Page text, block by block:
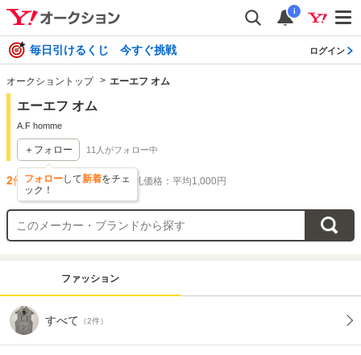
i
毎日引けるくじ 今すぐ挑戦 ログイン
オークショントップ エーエフ オム
エーエフ オム
A.F homme
＋フォロー
フォローして新着をチェ
ック！
11 人がフォロー中
2件出品されています 落札価格：平均1,000円
ファッション
すべて （2件）